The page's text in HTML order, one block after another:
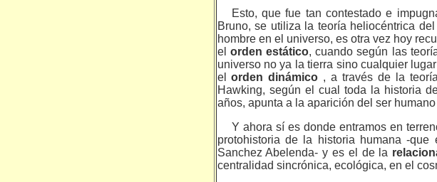
Esto, que fue tan contestado e
Bruno, se utiliza la teoría heliocéntrica
hombre en el universo, es otra vez hoy
el orden estático, cuando según las
universo no ya la tierra sino cualquier
elorden dinámico , a través de la
Hawking, según el cual toda la historia
años, apunta a la aparición del ser
Y ahora sí es donde entramos en
protohistoria de la historia humana -
Sanchez Abelenda- y es el de la
centralidad sincrónica, ecológica, en el